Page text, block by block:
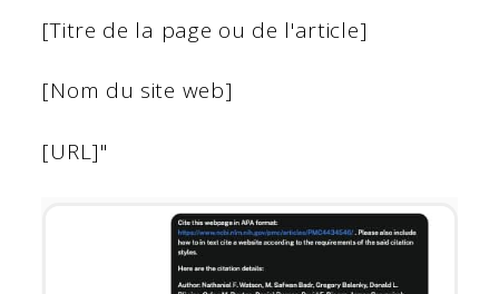
[Titre de la page ou de l'article]
[Nom du site web]
[URL]"